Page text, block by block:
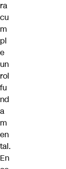
ra
cu
m
pl
e
un
rol
fu
nd
a
m
en
tal.
En